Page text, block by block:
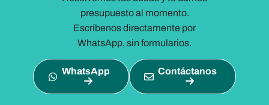
presupuesto al momento.
Escríbenos directamente por
WhatsApp, sin formularios.
WhatsApp Contáctanos